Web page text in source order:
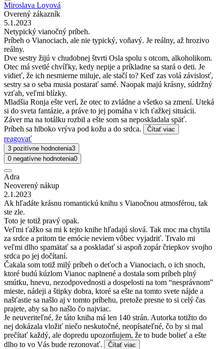
Miroslava Loyová
Overený zákazník
5.1.2023
Netypický vianočný príbeh.
Príbeh o Vianociach, ale nie typický, voňavý. Je reálny, až hrozivo
reálny.
Dve sestry žijú v chudobnej štvrti Osla spolu s otcom, alkoholikom.
Otec má svetlé chvíľky, kedy nepije a príkladne sa stará o deti. Je
vidieť, že ich nesmierne miluje, ale stačí to? Keď zas volá závislosť,
sestry sa o seba musia postarať samé. Naopak majú krásny, súdržný
vzťah, veľmi blízky.
Mladšia Ronja ešte verí, že otec to zvládne a všetko sa zmení. Uteká
si do sveta fantázie, a práve to jej pomáha v ich ťažkej situácii.
Záver ma na totálku rozbil a ešte som sa neposkladala späť.
Príbeh sa hlboko vrýva pod kožu a do srdca.
Čítať viac
reagovať
3 pozitívne hodnotenia3
0 negatívne hodnotenia0
Adra
Neoverený nákup
2.1.2023
Ak hľadáte krásnu romantickú knihu s Vianočnou atmosférou, tak
ste zle.
Toto je totiž pravý opak.
Veľmi ťažko sa mi k tejto knihe hľadajú slová. Tak moc ma chytila
za srdce a pritom tie emócie neviem vôbec vyjadriť. Trvalo mi
veľmi dlho spamätať sa a poskladať si aspoň zopár čriepkov svojho
srdca po jej dočítaní.
Čakala som totiž milý príbeh o deťoch a Vianociach, o ich snoch,
ktoré budú kúzlom Vianoc naplnené a dostala som príbeh plný
smútku, hnevu, nezodpovednosti a dospelosti na tom “nesprávnom”
mieste, nádeji a štipky dobra, ktoré sa ešte na tomto svete nájde a
našťastie sa našlo aj v tomto príbehu, pretože presne to si celý čas
prajete, aby sa ho našlo čo najviac.
Je neuveriteľné, že táto kniha má len 140 strán. Autorka totižto do
nej dokázala vložiť niečo neskutočné, neopísateľné, čo by si mal
prečítať každý, ale dopredu upozorňujem, že to bude bolieť a ešte
dlho to vo Vás bude rezonovať.
Čítať viac